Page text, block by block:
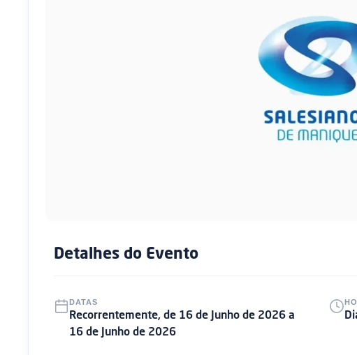
Detalhes do Evento
DATAS
Recorrentemente, de 16 de Junho de 2026 a
16 de Junho de 2026